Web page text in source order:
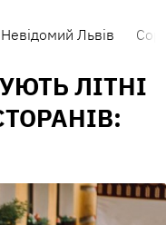
Невідомий Львів
ЛІТНІ